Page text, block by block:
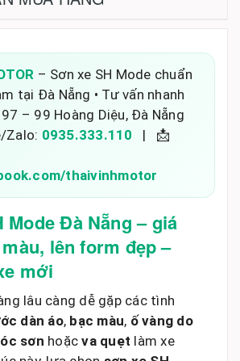
– Sơn xe SH Mode chuẩn
tại Đà Nẵng • Tư vấn nhanh
– 99 Hoàng Diệu, Đà Nẵng
Zalo: 0935.333.110 | 📩
thaivinhmotor
Mode Đà Nẵng – giá
lên form đẹp –
mới
lâu càng dễ gặp các tình
dàn áo, bạc màu, ố vàng do
sơn hoặcva quẹt làm xe